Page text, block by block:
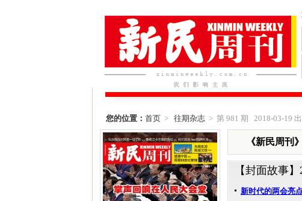
您的位置： 首页 > 往期杂志 > 第 981 期 2018-03-19
《新民周刊
【封面故事】
新时代的两会亮